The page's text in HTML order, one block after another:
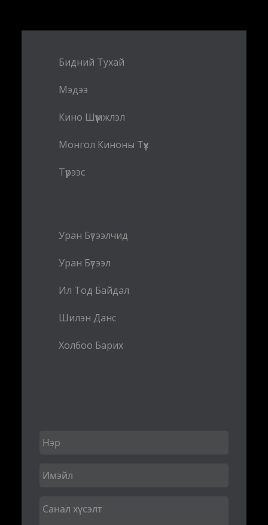
Бидний Тухай
Мэдээ
Кино Шүүмжлэл
Монгол Киноны Түүх
Түрээс
Уран Бүтээлчид
Уран Бүтээл
Ил Тод Байдал
Шилэн Данс
Холбоо Барих